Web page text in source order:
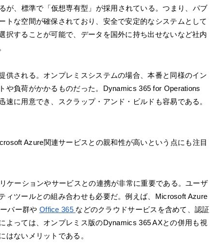
が、標準で「仮想専有型」が採用されている。つまり、パブ
トな空間が確保されており、安全で安定的なシステムとして
択することが可能で、データを国外に持ち出せないなど社内
供される。オンプレミスシステムの場合、本番と同様のイン
や負荷がかかるものだった。Dynamics 365 for Operations
速に用意でき、スクラップ・アンド・ビルドも容易である。
Azure関連サービスとの親和性が高いという点にも注目
ケーションやサービスとの連携が非常に重要である。ユーザ
ィツールとの組み合わせも必要だ。例えば、Microsoft Azure
バー群や Office 365 などのクラウドサービスを含めて、認証
よっては、オンプレミス版のDynamics 365 AXとの併用も視
はないメリットである。